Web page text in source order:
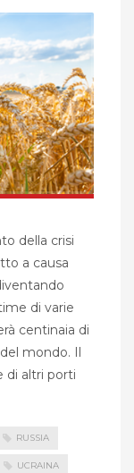
della crisi
a causa
di varie
centinaia di
mondo. Il
di altri porti
RUSSIA
UCRAINA